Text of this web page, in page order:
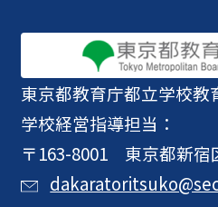
東京都教育庁都立学校教
学校経営指導担当：
〒163-8001 東京都新宿